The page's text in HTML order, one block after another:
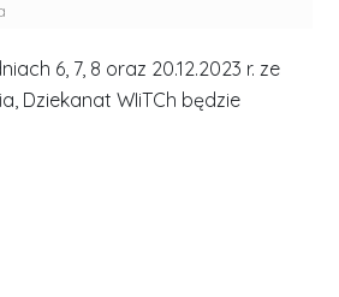
6, 7, 8 oraz 20.12.2023 r. ze
Dziekanat WIiTCh będzie